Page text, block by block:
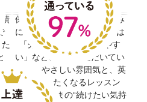
保護者様からは「毎週楽しみ
にしています」、生徒からは
「先生が優しくて話しやす
い」などの声をいただいてい
ます。 やさしい雰囲気と、英
語を話したくなるレッスン
が、お子さまの“続けたい気持